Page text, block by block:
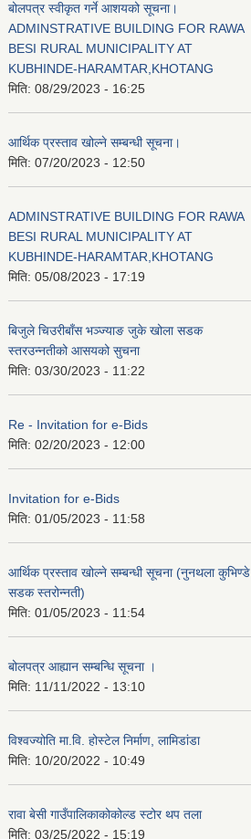
बोलपत्र स्वीकृत गर्ने आशयको सूचना।
ADMINSTRATIVE BUILDING FOR RAWA
BESI RURAL MUNICIPALITY AT
KUBHINDE-HARAMTAR,KHOTANG
मिति: 08/29/2023 - 16:25
आर्थिक प्रस्ताव खोल्ने सम्बन्धी सूचना।
मिति: 07/20/2023 - 12:50
ADMINSTRATIVE BUILDING FOR RAWA
BESI RURAL MUNICIPALITY AT
KUBHINDE-HARAMTAR,KHOTANG
मिति: 05/08/2023 - 17:19
बिजुले चिउरीबाँस भञ्ज्याङ जुके खोला सडक
स्तरउन्नतीको आसयको सुचना
मिति: 03/30/2023 - 11:22
Re - Invitation for e-Bids
मिति: 02/20/2023 - 12:00
Invitation for e-Bids
मिति: 01/05/2023 - 11:58
आर्थिक प्रस्ताव खोल्ने सम्बन्धी सूचना (नुनथला कुभिण्डे
सडक स्तरोन्नती)
मिति: 01/05/2023 - 11:54
बोलपत्र आह्यान सम्बन्धि सूचना ।
मिति: 11/11/2022 - 13:10
विश्वज्योति मा.वि. होस्टेल निर्माण, लामिडांडा
मिति: 10/20/2022 - 10:49
रावा बेसी गाउँपालिकाकोकोल्ड स्टोर थप तला
मिति: 03/25/2022 - 15:19